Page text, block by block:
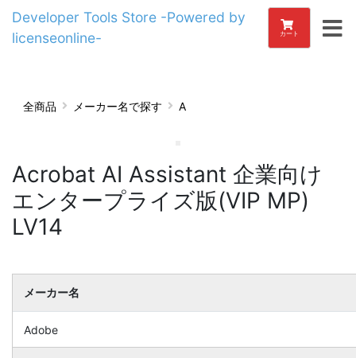
Developer Tools Store -Powered by
licenseonline-
カート
全商品 メーカー名で探す A
Acrobat AI Assistant 企業向け
エンタープライズ版(VIP MP)
LV14
メーカー名
Adobe